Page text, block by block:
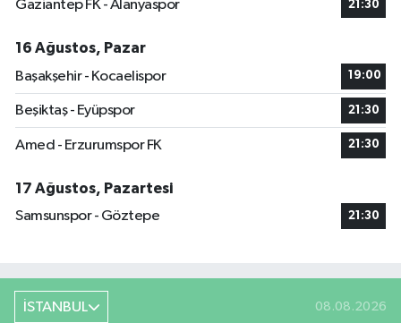
Gaziantep FK - Alanyaspor 21:30
16 Ağustos, Pazar
Başakşehir - Kocaelispor
19:00
Beşiktaş - Eyüpspor 21:30
Amed - Erzurumspor FK 21:30
17 Ağustos, Pazartesi
Samsunspor - Göztepe
21:30
İSTANBUL 08.08.2026